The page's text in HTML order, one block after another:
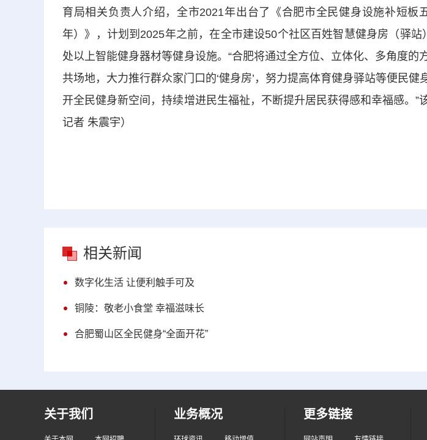
育局相关负责人介绍，全市2021年出台了《合肥市全民健身设施补短板
年）》，计划到2025年之前，在全市建设50个社区百姓智慧健身房（驿
处以上智能健身器材等健身设施。“合肥将通过全方位、立体化、多角度的
共场地，大力推行群众家门口的‘健身房’，努力提高体育健身驿站等便民健
开全民健身新空间，持续增进民生福祉，不断提升居民获得感和幸福感。”
记者 朱震宇）
相关新闻
数字化生活 让便利触手可及
铜陵：敬老小食堂 幸福滋味长
合肥蜀山区全民健身“全面开花”
关于我们 业务概况 更多链接